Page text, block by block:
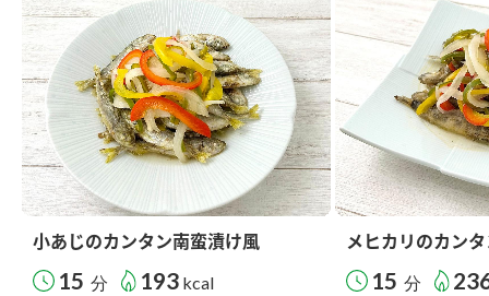
小あじのカンタン南蛮漬け風
15 分 193 kcal
メヒカリのカン
15 分